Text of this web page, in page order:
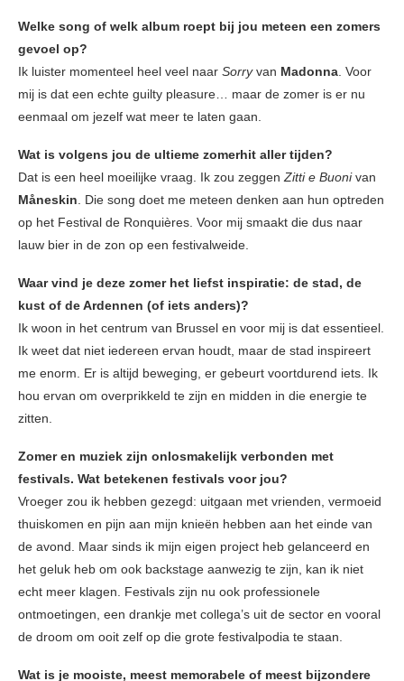
Welke song of welk album roept bij jou meteen een zomers
gevoel op?
Ik luister momenteel heel veel naar Sorryvan Madonna. Voor
mij is dat een echte guilty pleasure… maar de zomer is er nu
eenmaal om jezelf wat meer te laten gaan.
Wat is volgens jou de ultieme zomerhit aller tijden?
Dat is een heel moeilijke vraag. Ik zou zeggenZitti e Buonivan
Måneskin. Die song doet me meteen denken aan hun optreden
op het Festival de Ronquières. Voor mij smaakt die dus naar
lauw bier in de zon op een festivalweide.
Waar vind je deze zomer het liefst inspiratie: de stad, de
kust of de Ardennen (of iets anders)?
Ik woon in het centrum van Brussel en voor mij is dat essentieel.
Ik weet dat niet iedereen ervan houdt, maar de stad inspireert
me enorm. Er is altijd beweging, er gebeurt voortdurend iets. Ik
hou ervan om overprikkeld te zijn en midden in die energie te
zitten.
Zomer en muziek zijn onlosmakelijk verbonden met
festivals. Wat betekenen festivals voor jou?
Vroeger zou ik hebben gezegd: uitgaan met vrienden, vermoeid
thuiskomen en pijn aan mijn knieën hebben aan het einde van
de avond. Maar sinds ik mijn eigen project heb gelanceerd en
het geluk heb om ook backstage aanwezig te zijn, kan ik niet
echt meer klagen. Festivals zijn nu ook professionele
ontmoetingen, een drankje met collega’s uit de sector en vooral
de droom om ooit zelf op die grote festivalpodia te staan.
Wat is je mooiste, meest memorabele of meest bijzondere